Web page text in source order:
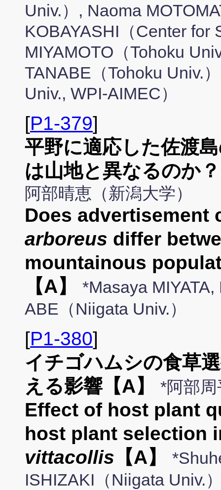
Univ.）, Naoma
KOBAYASHI（Center for
MIYAMOTO（Tohoku
TANABE（Tohoku Univ.
Univ., WPI-AIMEC）
[P1-379]
平野に適応した佐渡
は山地と異なるのか
阿部晴恵（新潟大学）
Does advertisement
arboreus differ
mountainous
【A】
*Masaya
ABE（Niigata Univ.）
[P1-380]
イチゴハムシの食草
える影響【A】
*阿部
Effect of host plant
host plant selection
vittacollis 【A】
ISHIZAKI（Niigata Univ.